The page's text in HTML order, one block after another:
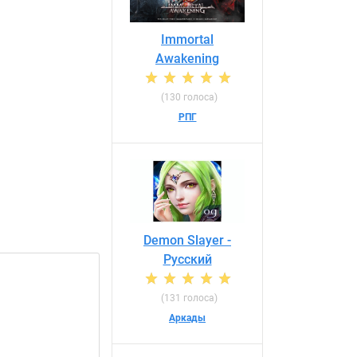
Immortal
Awakening
(130 голоса)
РПГ
Demon Slayer -
Pусский
(131 голоса)
Аркады